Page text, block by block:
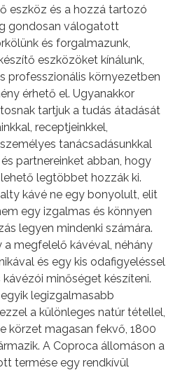
eszköz és a hozzá tartozó
gondosan válogatott
és forgalmazunk,
eszközöket kínálunk,
professzionális környezetben
érhető el. Ugyanakkor
tartjuk a tudás átadását
receptjeinkkel,
tanácsadásunkkal
partnereinket abban, hogy
legtöbbet hozzák ki.
kávé ne egy bonyolult, elit
egy izgalmas és könnyen
legyen mindenki számára.
a megfelelő kávéval, néhány
és egy kis odafigyeléssel
minőséget készíteni.
legizgalmasabb
a különleges natúr tétellel,
körzet magasan fekvő, 1800
A Coproca állomáson a
termése egy rendkívül